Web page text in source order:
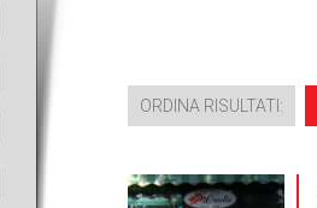
ORDINA RISULTATI: